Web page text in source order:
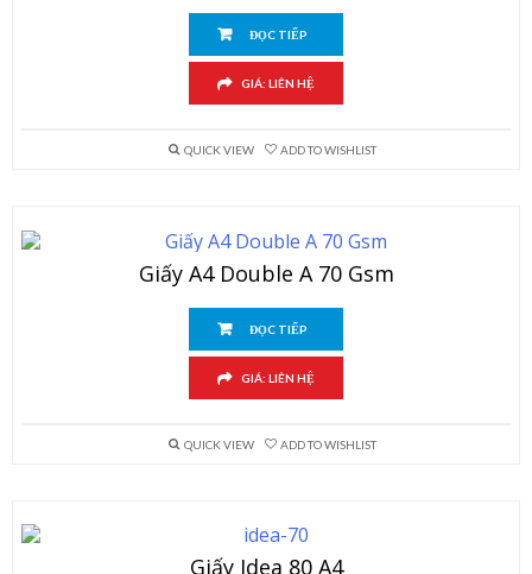
ĐỌC TIẾP
GIÁ: LIÊN HỆ
QUICK VIEW ADD TO WISHLIST
Giấy A4 Double A 70 Gsm
ĐỌC TIẾP
GIÁ: LIÊN HỆ
QUICK VIEW ADD TO WISHLIST
Giấy Idea 80 A4